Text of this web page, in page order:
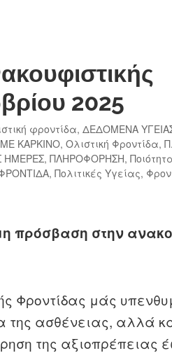
2025
φροντίδα,ΔΕΔΟΜΕΝΑ
ΚΑΡΚΙΝΟ,Ολιστική Φροντίδα,
ΗΜΕΡΕΣ,ΠΛΗΡΟΦΟΡΗΣΗ,
,Πολιτικές Υγείας,
πρόσβαση στην
μάς
ασθένειας, αλλά
της αξιοπρέπειας